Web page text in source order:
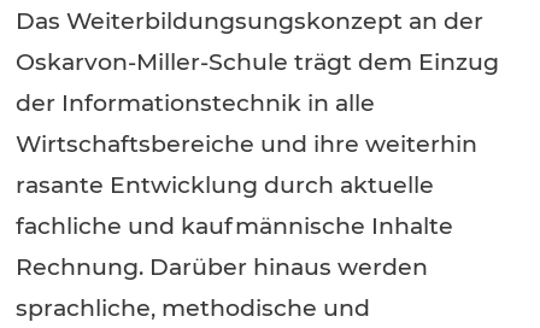
Das Weiterbildungsungskonzept an der
Oskarvon-Miller-Schule trägt dem Einzug
der Informationstechnik in alle
Wirtschaftsbereiche und ihre weiterhin
rasante Entwicklung durch aktuelle
fachliche und kaufmännische Inhalte
Rechnung. Darüber hinaus werden
sprachliche, methodische und